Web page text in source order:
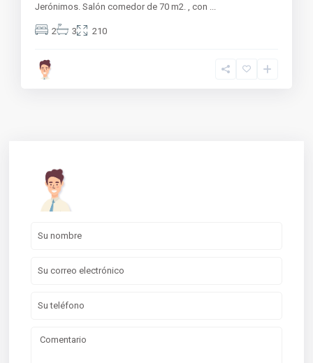
Jerónimos. Salón comedor de 70 m2. , con
2 3 210